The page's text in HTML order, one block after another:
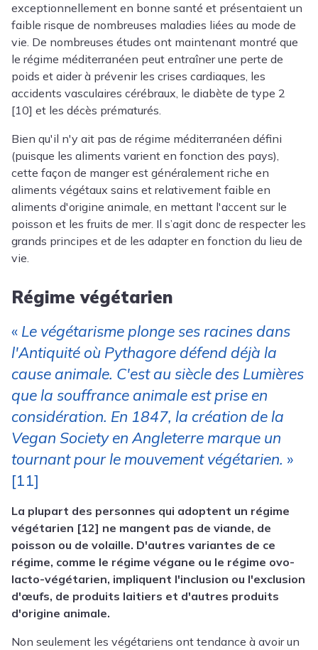
exceptionnellement en bonne santé et présentaient un
faible risque de nombreuses maladies liées au mode de
vie. De nombreuses études ont maintenant montré que
le régime méditerranéen peut entraîner une perte de
poids et aider à prévenir les crises cardiaques, les
accidents vasculaires cérébraux, le diabète de type 2
[10] et les décès prématurés.
Bien qu'il n'y ait pas de régime méditerranéen défini
(puisque les aliments varient en fonction des pays),
cette façon de manger est généralement riche en
aliments végétaux sains et relativement faible en
aliments d'origine animale, en mettant l'accent sur le
poisson et les fruits de mer. Il s’agit donc de respecter les
grands principes et de les adapter en fonction du lieu de
vie.
Régime végétarien
« Le végétarisme plonge ses racines dans
l'Antiquité où Pythagore défend déjà la
cause animale. C'est au siècle des Lumières
que la souffrance animale est prise en
considération. En 1847, la création de la
Vegan Society en Angleterre marque un
tournant pour le mouvement végétarien. »
[11]
La plupart des personnes qui adoptent un régime
végétarien [12] ne mangent pas de viande, de
poisson ou de volaille. D'autres variantes de ce
régime, comme le régime végane ou le régime ovo-
lacto-végétarien, impliquent l'inclusion ou l'exclusion
d'œufs, de produits laitiers et d'autres produits
d'origine animale.
Non seulement les végétariens ont tendance à avoir un